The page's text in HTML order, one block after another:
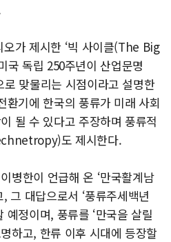
가 제시한 ‘빅 사이클(The Big
국 독립 250주년이 산업문명
맞물리는 시점이라고 설명한
환기에 한국의 풍류가 미래 사회
될 수 있다고 주장하며 풍류적
도 제시한다.
병한이 언급해 온 ‘만국활계남
그 대답으로서 ‘풍류주세백년
예정이며, 풍류를 ‘만국을 살릴
하고, 한류 이후 시대에 등장할